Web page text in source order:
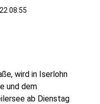
08:55
wird in Iserlohn
und dem
ab Dienstag